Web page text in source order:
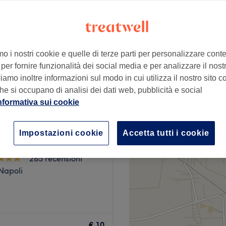
da € 10
in pieno centro a Napoli.
a professioniste
Sammarruco Hair
285 recensioni
i nostri cookie e quelle di terze parti per personalizzare
fornire funzionalità dei social media e per analizzare il
inoltre informazioni sul modo in cui utilizza il nostro sito
si occupano di analisi dei dati web, pubblicità e social
sui cookie
Accetta tutti i cookie
Impostazioni cookie